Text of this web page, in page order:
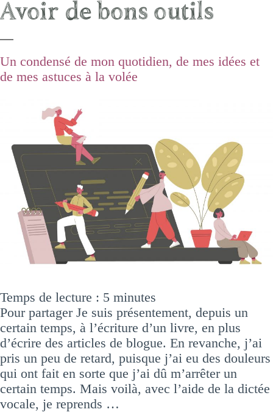
Avoir de bons outils
Un condensé de mon quotidien, de mes idées et
de mes astuces à la volée
Temps de lecture : 5 minutes
Pour partager Je suis présentement, depuis un
certain temps, à l’écriture d’un livre, en plus
d’écrire des articles de blogue. En revanche, j’ai
pris un peu de retard, puisque j’ai eu des douleurs
qui ont fait en sorte que j’ai dû m’arrêter un
certain temps. Mais voilà, avec l’aide de la dictée
vocale, je reprends …